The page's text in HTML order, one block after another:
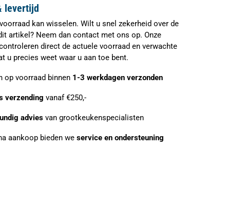
levertijd
kan wisselen. Wilt u snel zekerheid over de
artikel? Neem dan contact met ons op. Onze
direct de actuele voorraad en verwachte
u precies weet waar u aan toe bent.
op voorraad binnen 1-3 werkdagen verzonden
verzending vanaf €250,-
advies van grootkeukenspecialisten
aankoop bieden weservice en ondersteuning